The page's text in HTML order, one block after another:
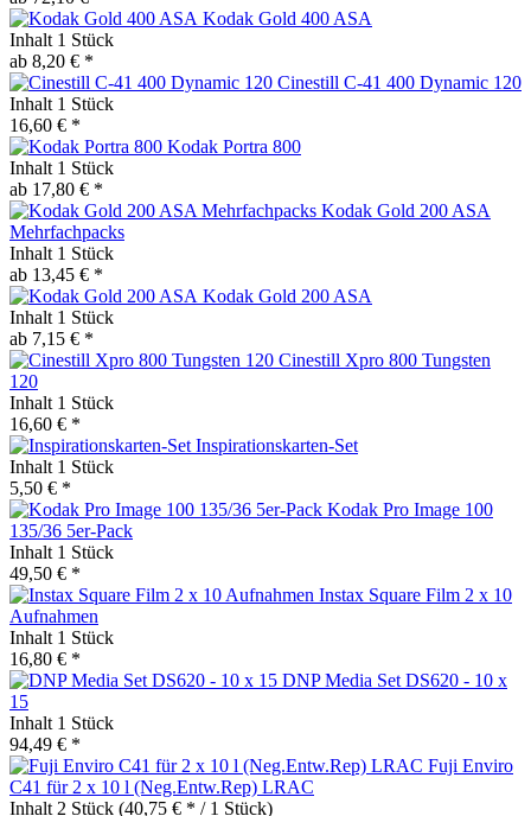
Kodak Gold 400 ASA
Inhalt 1 Stück
ab 8,20 € *
Cinestill C-41 400 Dynamic 120
Inhalt 1 Stück
16,60 € *
Kodak Portra 800
Inhalt 1 Stück
ab 17,80 € *
Kodak Gold 200 ASA
Mehrfachpacks
Inhalt 1 Stück
ab 13,45 € *
Kodak Gold 200 ASA
Inhalt 1 Stück
ab 7,15 € *
Cinestill Xpro 800 Tungsten
120
Inhalt 1 Stück
16,60 € *
Inspirationskarten-Set
Inhalt 1 Stück
5,50 € *
Kodak Pro Image 100
135/36 5er-Pack
Inhalt 1 Stück
49,50 € *
Instax Square Film 2 x 10
Aufnahmen
Inhalt 1 Stück
16,80 € *
DNP Media Set DS620 - 10 x
15
Inhalt 1 Stück
94,49 € *
Fuji Enviro
C41 für 2 x 10 l (Neg.Entw.Rep) LRAC
Inhalt 2 Stück (40,75 € * / 1 Stück)